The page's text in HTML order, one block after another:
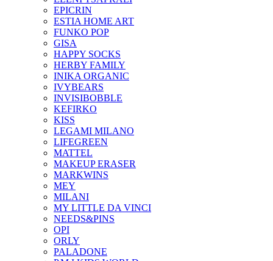
EPICRIN
ESTIA HOME ART
FUNKO POP
GISA
HAPPY SOCKS
HERBY FAMILY
INIKA ORGANIC
IVYBEARS
INVISIBOBBLE
KEFIRKO
KISS
LEGAMI MILANO
LIFEGREEN
MATTEL
MAKEUP ERASER
MARKWINS
MEY
MILANI
MY LITTLE DA VINCI
NEEDS&PINS
OPI
ORLY
PALADONE